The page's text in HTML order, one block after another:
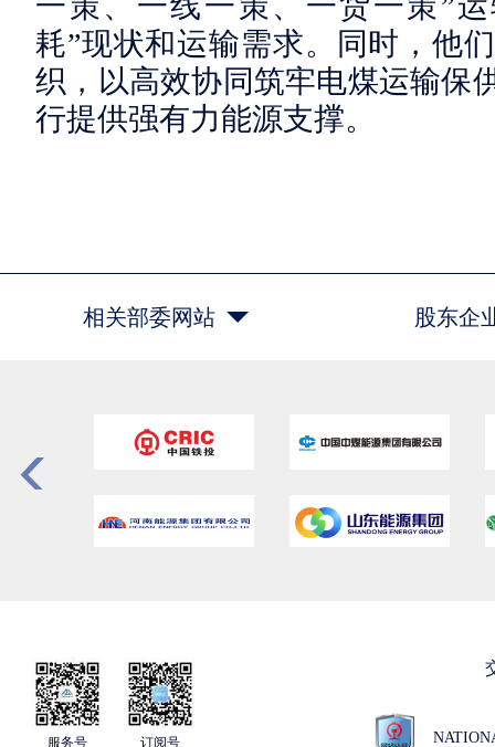
耗”现状和运输需求。同时，他
织，以高效协同筑牢电煤运输保
行提供强有力能源支撑。
相关部委网站 股东企
服务号 订阅号